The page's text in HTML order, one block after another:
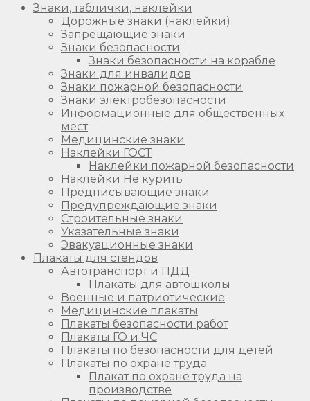
Знаки, таблички, наклейки
Дорожные знаки (наклейки)
Запрещающие знаки
Знаки безопасности
Знаки безопасности на корабле
Знаки для инвалидов
Знаки пожарной безопасности
Знаки электробезопасности
Информационные для общественных
мест
Медицинские знаки
Наклейки ГОСТ
Наклейки пожарной безопасности
Наклейки Не курить
Предписывающие знаки
Предупреждающие знаки
Строительные знаки
Указательные знаки
Эвакуационные знаки
Плакаты для стендов
Автотранспорт и ПДД
Плакаты для автошколы
Военные и патриотические
Медицинские плакаты
Плакаты безопасности работ
Плакаты ГО и ЧС
Плакаты по безопасности для детей
Плакаты по охране труда
Плакат по охране труда на
производстве